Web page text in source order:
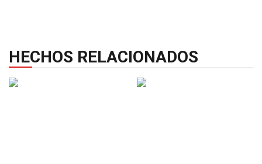
HECHOS RELACIONADOS